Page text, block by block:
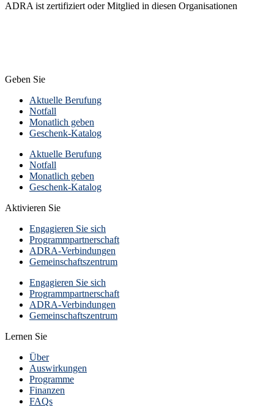
ADRA ist zertifiziert oder Mitglied in diesen Organisationen
Geben Sie
Aktuelle Berufung
Notfall
Monatlich geben
Geschenk-Katalog
Aktuelle Berufung
Notfall
Monatlich geben
Geschenk-Katalog
Aktivieren Sie
Engagieren Sie sich
Programmpartnerschaft
ADRA-Verbindungen
Gemeinschaftszentrum
Engagieren Sie sich
Programmpartnerschaft
ADRA-Verbindungen
Gemeinschaftszentrum
Lernen Sie
Über
Auswirkungen
Programme
Finanzen
FAQs